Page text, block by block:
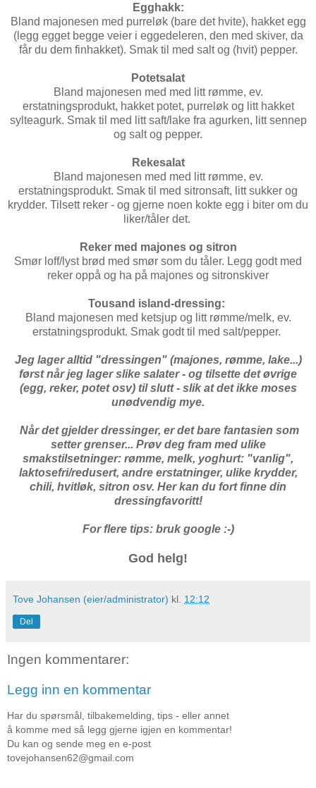
Egghakk:
Bland majonesen med purreløk (bare det hvite), hakket egg
(legg egget begge veier i eggedeleren, den med skiver, da
får du dem finhakket). Smak til med salt og (hvit) pepper.
Potetsalat
Bland majonesen med med litt rømme, ev.
erstatningsprodukt, hakket potet, purreløk og litt hakket
sylteagurk. Smak til med litt saft/lake fra agurken, litt sennep
og salt og pepper.
Rekesalat
Bland majonesen med med litt rømme, ev.
erstatningsprodukt. Smak til med sitronsaft, litt sukker og
krydder. Tilsett reker - og gjerne noen kokte egg i biter om du
liker/tåler det.
Reker med majones og sitron
Smør loff/lyst brød med smør som du tåler. Legg godt med
reker oppå og ha på majones og sitronskiver
Tousand island-dressing:
Bland majonesen med ketsjup og litt rømme/melk, ev.
erstatningsprodukt. Smak godt til med salt/pepper.
Jeg lager alltid "dressingen" (majones, rømme, lake...)
først når jeg lager slike salater - og tilsette det øvrige
(egg, reker, potet osv) til slutt - slik at det ikke moses
unødvendig mye.
Når det gjelder dressinger, er det bare fantasien som
setter grenser... Prøv deg fram med ulike
smakstilsetninger: rømme, melk, yoghurt: "vanlig",
laktosefri/redusert, andre erstatninger, ulike krydder,
chili, hvitløk, sitron osv. Her kan du fort finne din
dressingfavoritt!
For flere tips: bruk google :-)
God helg!
Tove Johansen (eier/administrator) kl. 12:12
Del
Ingen kommentarer:
Legg inn en kommentar
Har du spørsmål, tilbakemelding, tips - eller annet
å komme med så legg gjerne igjen en kommentar!
Du kan og sende meg en e-post
tovejohansen62@gmail.com